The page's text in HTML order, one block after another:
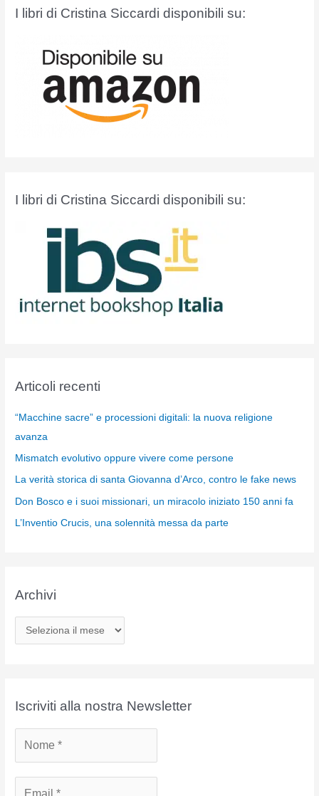
I libri di Cristina Siccardi disponibili su:
I libri di Cristina Siccardi disponibili su:
Articoli recenti
“Macchine sacre” e processioni digitali: la nuova religione
avanza
Mismatch evolutivo oppure vivere come persone
La verità storica di santa Giovanna d’Arco, contro le fake news
Don Bosco e i suoi missionari, un miracolo iniziato 150 anni fa
L’Inventio Crucis, una solennità messa da parte
Archivi
r
iIscriviti alla nostra Newsletter